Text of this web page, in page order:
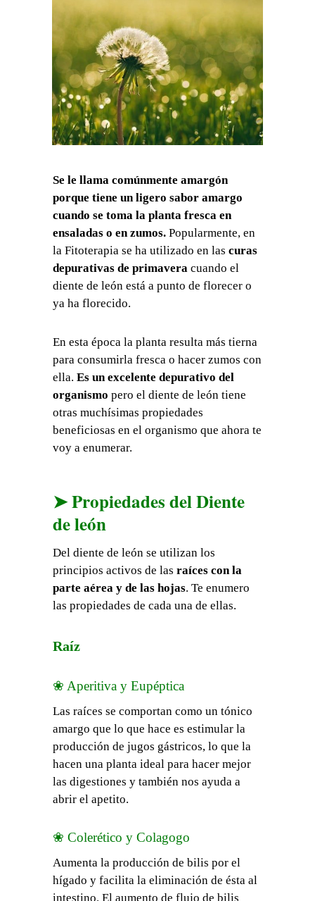
Se le llama comúnmente amargón
porque tiene un ligero sabor amargo
cuando se toma la planta fresca en
ensaladas o en zumos. Popularmente, en
la Fitoterapia se ha utilizado en las curas
depurativas de primavera cuando el
diente de león está a punto de florecer o
ya ha florecido.
En esta época la planta resulta más tierna
para consumirla fresca o hacer zumos con
ella. Es un excelente depurativo del
organismo pero el diente de león tiene
otras muchísimas propiedades
beneficiosas en el organismo que ahora te
voy a enumerar.
➤ Propiedades del Diente
de león
Del diente de león se utilizan los
principios activos de las raíces con la
parte aérea y de las hojas. Te enumero
las propiedades de cada una de ellas.
Raíz
❀ Aperitiva y Eupéptica
Las raíces se comportan como un tónico
amargo que lo que hace es estimular la
producción de jugos gástricos, lo que la
hacen una planta ideal para hacer mejor
las digestiones y también nos ayuda a
abrir el apetito.
❀ Colerético y Colagogo
Aumenta la producción de bilis por el
hígado y facilita la eliminación de ésta al
intestino. El aumento de flujo de bilis